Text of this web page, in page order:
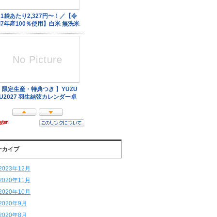
カイブ
年12月
年11月
年10月
年9月
年8月